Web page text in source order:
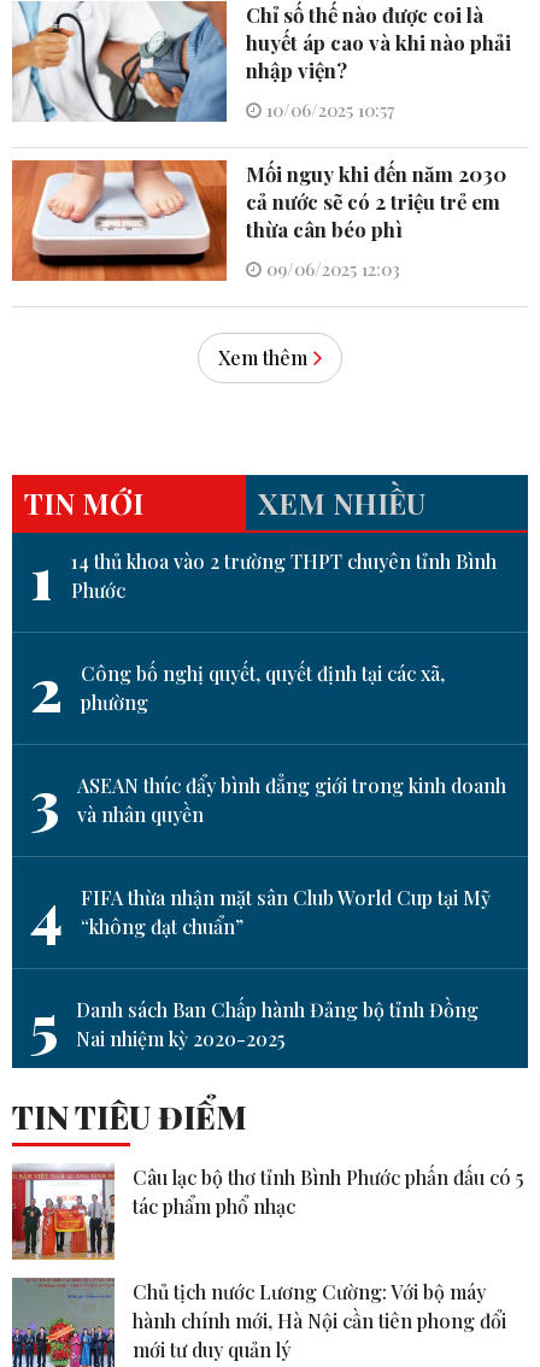
Chỉ số thế nào được coi là
huyết áp cao và khi nào phải
nhập viện?
10/06/2025 10:57
Mối nguy khi đến năm 2030
cả nước sẽ có 2 triệu trẻ em
thừa cân béo phì
09/06/2025 12:03
Xem thêm
TIN MỚI XEM NHIỀU
1
14 thủ khoa vào 2 trường THPT chuyên tỉnh Bình
Phước
2
Công bố nghị quyết, quyết định tại các xã,
phường
3
ASEAN thúc đẩy bình đẳng giới trong kinh doanh
và nhân quyền
4
FIFA thừa nhận mặt sân Club World Cup tại Mỹ
“không đạt chuẩn”
5
Danh sách Ban Chấp hành Đảng bộ tỉnh Đồng
Nai nhiệm kỳ 2020-2025
TIN TIÊU ĐIỂM
Câu lạc bộ thơ tỉnh Bình Phước phấn đấu có 5
tác phẩm phổ nhạc
Chủ tịch nước Lương Cường: Với bộ máy
hành chính mới, Hà Nội cần tiên phong đổi
mới tư duy quản lý